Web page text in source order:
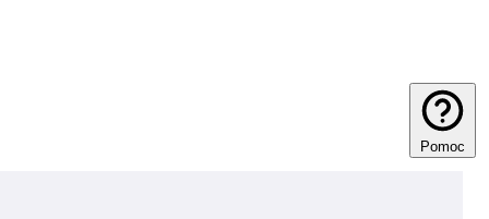
Pomoc